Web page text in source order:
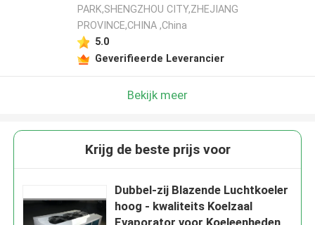
PARK,SHENGZHOU CITY,ZHEJIANG
PROVINCE,CHINA ,China
5.0
Geverifieerde Leverancier
Bekijk meer
Krijg de beste prijs voor
Dubbel-zij Blazende Luchtkoeler
hoog - kwaliteits Koelzaal